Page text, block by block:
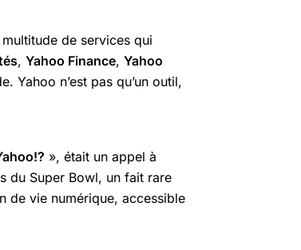
de services qui
, Yahoo Finance, Yahoo
Yahoo n’est pas qu’un outil,
», était un appel à
du Super Bowl, un fait rare
de vie numérique, accessible